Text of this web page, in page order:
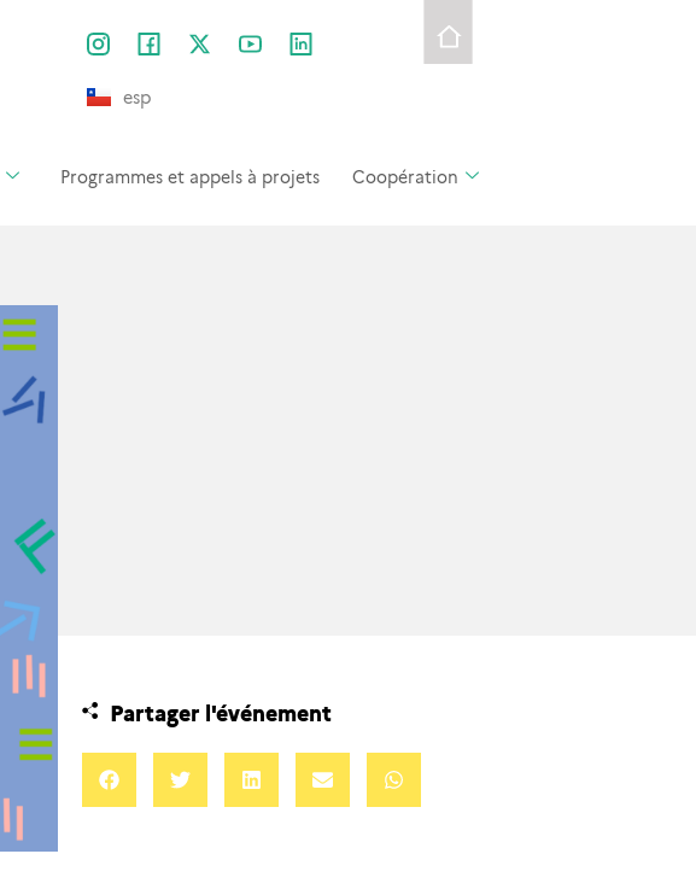
esp
Programmes et appels à projets Coopération
Partager l'événement